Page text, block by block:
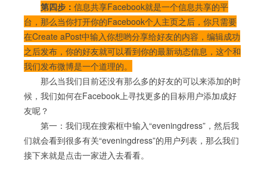
第四步： 信息共享Facebook就是一个信息共享的平
台，那么当你打开你的Facebook个人主页之后，你只需要
在Create aPost中输入你想哟分享给好友的内容，编辑成功
之后发布，你的好友就可以看到你的最新动态信息，这个和
我们发布微博是一个道理的。
那么当我们目前还没有那么多的好友的可以来添加的时
候，我们如何在Facebook上寻找更多的目标用户添加成好
友呢？
第一：我们现在搜索框中输入“eveningdress”，然后我
们就会看到很多有关“eveningdress”的用户列表，那么我们
接下来就是点击一家进入去看看。